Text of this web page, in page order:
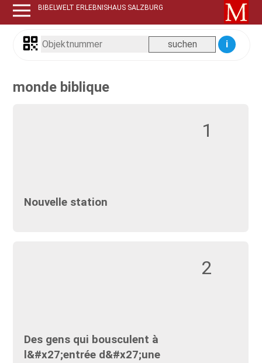
BIBELWELT ERLEBNISHAUS SALZBURG
i
monde biblique
1
Nouvelle station
2
Des gens qui bousculent à
l&#x27;entrée d&#x27;une